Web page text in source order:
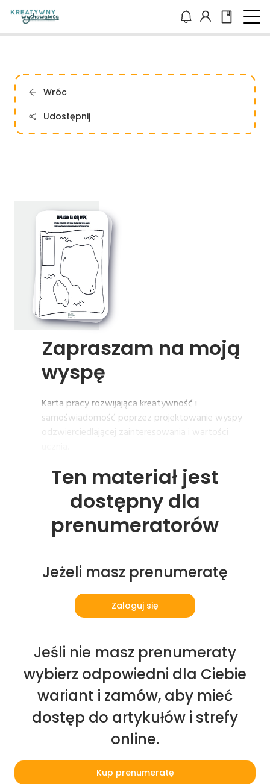
Wróc
Udostępnij
Zapraszam na moją
wyspę
Karta pracy rozwijająca kreatywność i
samoświadomość poprzez projektowanie wyspy
odzwierciedlającej zainteresowania i wartości
Ten materiał jest
dostępny dla
prenumeratorów
Jeżeli masz prenumeratę
Zaloguj się
Jeśli nie masz prenumeraty
wybierz odpowiedni dla Ciebie
wariant i zamów, aby mieć
dostęp do artykułów i strefy
online.
Kup prenumeratę